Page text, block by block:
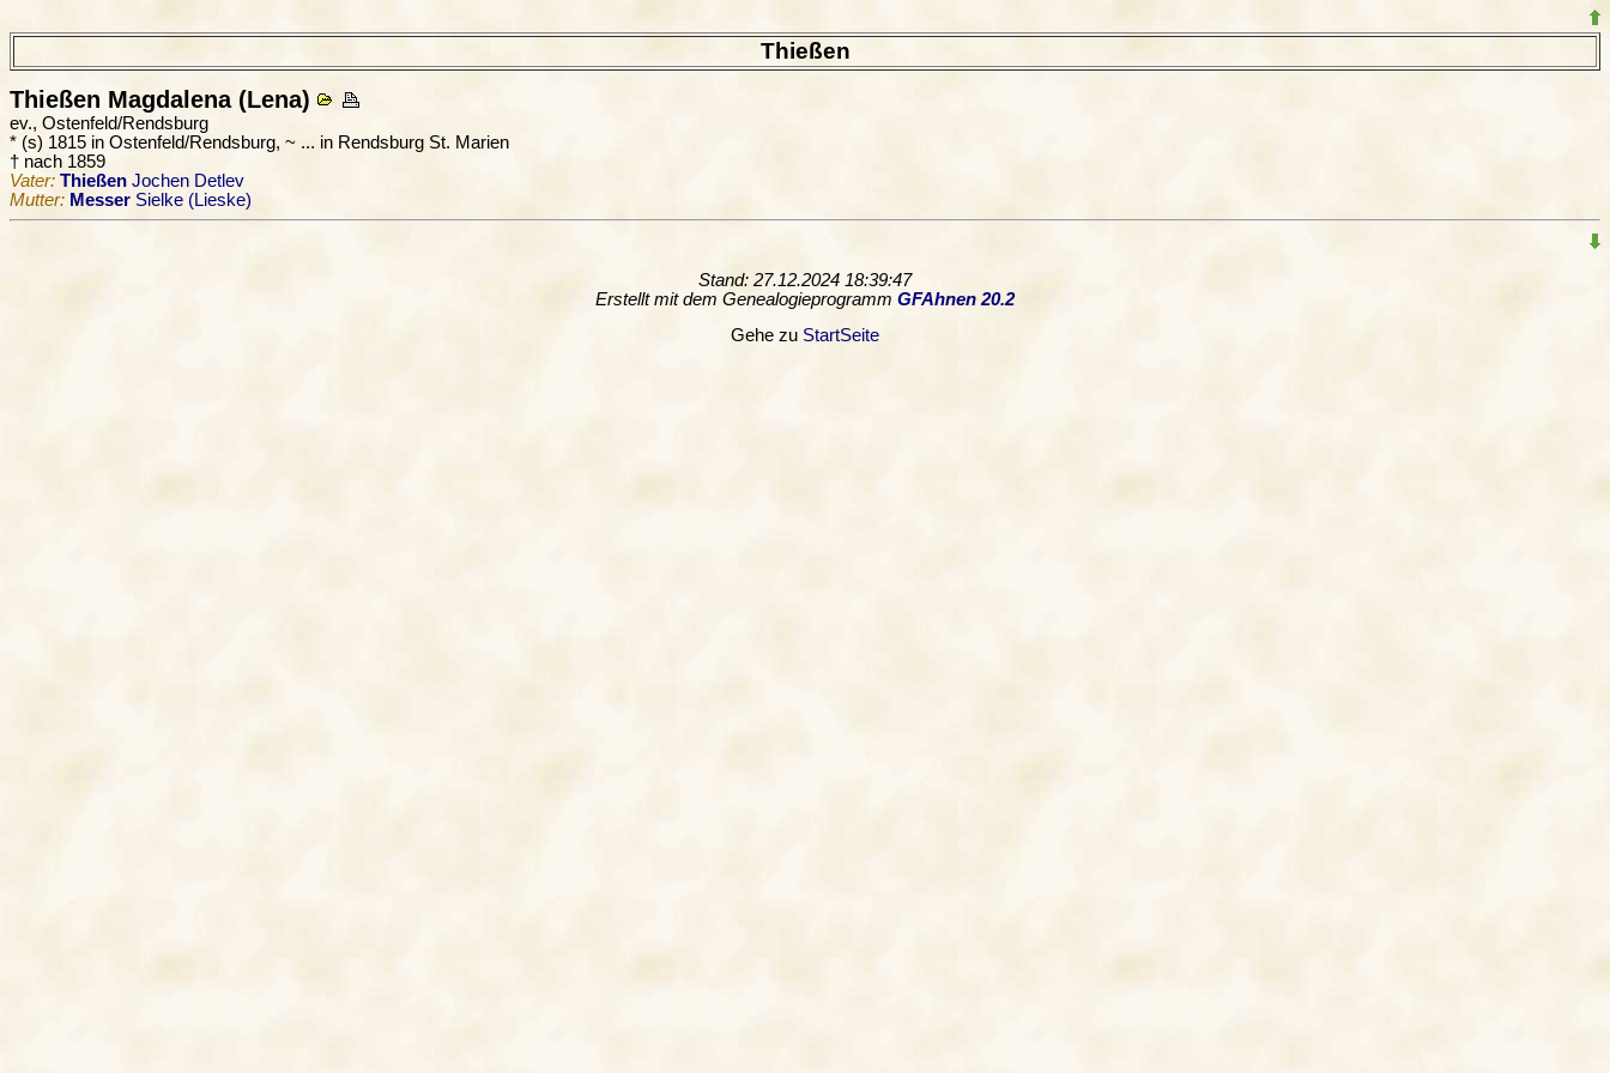
Thießen
Thießen Magdalena (Lena)
ev., Ostenfeld/Rendsburg
* (s) 1815 in Ostenfeld/Rendsburg, ~ ... in Rendsburg St. Marien
† nach 1859
Vater: Thießen Jochen Detlev
Mutter: Messer Sielke (Lieske)
Stand: 27.12.2024 18:39:47
Erstellt mit dem Genealogieprogramm GFAhnen 20.2
Gehe zu StartSeite